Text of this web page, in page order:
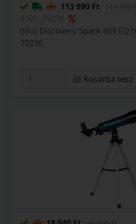
113 990 Ft
(HU) Discovery Spark 809 EQ
79236
Kosárba tesz